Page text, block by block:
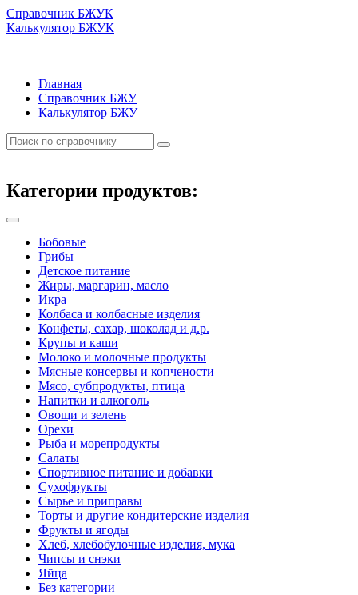
Справочник БЖУК
Калькулятор БЖУК
Главная
Справочник БЖУ
Калькулятор БЖУ
Категории продуктов:
Бобовые
Грибы
Детское питание
Жиры, маргарин, масло
Икра
Колбаса и колбасные изделия
Конфеты, сахар, шоколад и д.р.
Крупы и каши
Молоко и молочные продукты
Мясные консервы и копчености
Мясо, субпродукты, птица
Напитки и алкоголь
Овощи и зелень
Орехи
Рыба и морепродукты
Салаты
Спортивное питание и добавки
Сухофрукты
Сырье и приправы
Торты и другие кондитерские изделия
Фрукты и ягоды
Хлеб, хлебобулочные изделия, мука
Чипсы и снэки
Яйца
Без категории